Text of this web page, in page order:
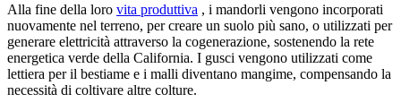
Alla fine della loro vita produttiva , i mandorli vengono incorporati
nuovamente nel terreno, per creare un suolo più sano, o utilizzati per
generare elettricità attraverso la cogenerazione, sostenendo la rete
energetica verde della California. I gusci vengono utilizzati come
lettiera per il bestiame e i malli diventano mangime, compensando la
necessità di coltivare altre colture.